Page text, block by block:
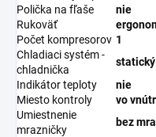
Polička na fľaše
nie
Rukoväť
Počet kompresorov 1
Chladiaci systém -
chladnička
statický
Indikátor teploty
nie
Miesto kontroly
vo
Umiestnenie
mrazničky
bez